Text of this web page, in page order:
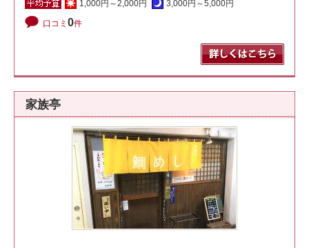
1,000円～2,000円 3,000円～5,000円
口コミ 0件
家族亭